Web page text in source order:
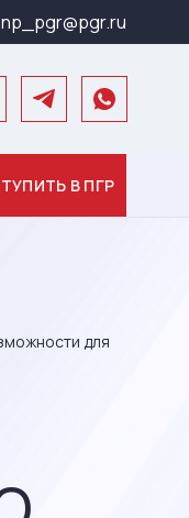
np_pgr@pgr.ru
В ПГР
для